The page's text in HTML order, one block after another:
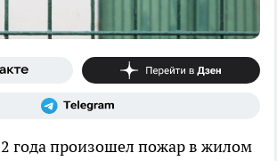
года произошел пожар в жилом